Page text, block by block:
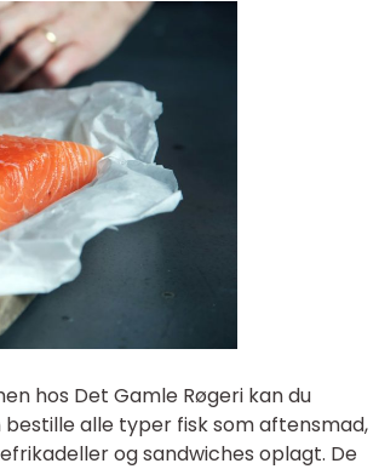
hos Det Gamle Røgeri kan du
alle typer fisk som aftensmad,
og sandwiches oplagt. De